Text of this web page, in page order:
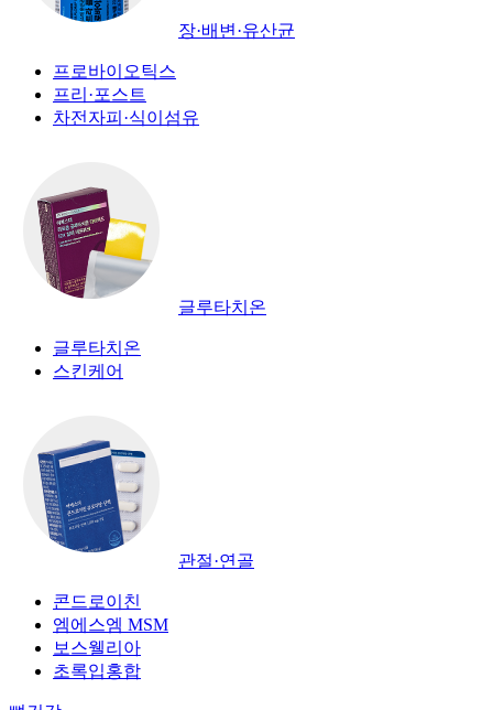
장·배변·유산균
프로바이오틱스
프리·포스트
차전자피·식이섬유
글루타치온
글루타치온
스킨케어
관절·연골
콘드로이친
엠에스엠 MSM
보스웰리아
초록입홍합